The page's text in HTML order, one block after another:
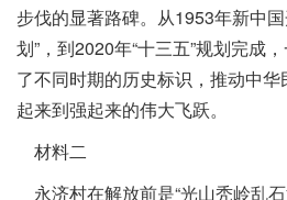
步伐的显著路碑。从1953年新中
划”，到2020年“十三五”规划完成
了不同时期的历史标识，推动中
起来到强起来的伟大飞跃。
材料二
永济村在解放前是“光山秃岭乱